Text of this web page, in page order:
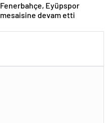
Fenerbahçe, Eyüpspor
mesaisine devam etti